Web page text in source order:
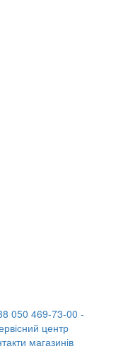
050 469-73-00 -
центр
магазинів